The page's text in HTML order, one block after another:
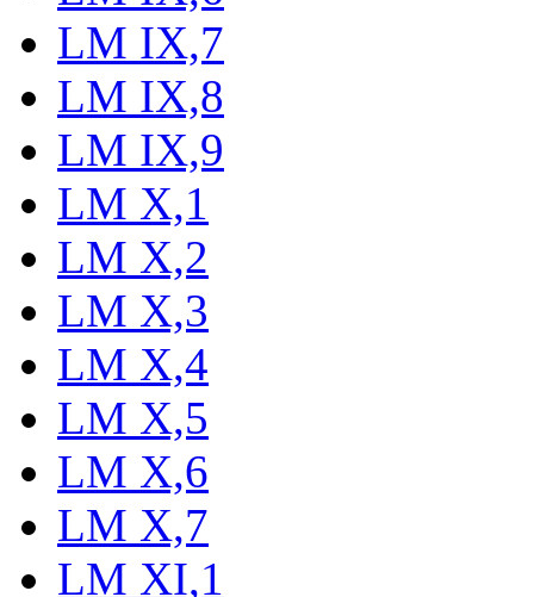
LM IX,7
LM IX,8
LM IX,9
LM X,1
LM X,2
LM X,3
LM X,4
LM X,5
LM X,6
LM X,7
LM XI,1